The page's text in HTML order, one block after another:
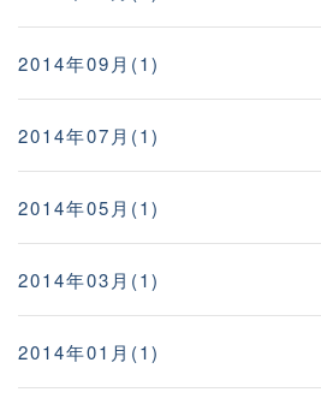
2014年09月(1)
2014年07月(1)
2014年05月(1)
2014年03月(1)
2014年01月(1)